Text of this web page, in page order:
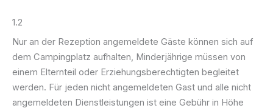
1.2
Nur an der Rezeption angemeldete Gäste können sich auf
dem Campingplatz aufhalten, Minderjährige müssen von
einem Elternteil oder Erziehungsberechtigten begleitet
werden. Für jeden nicht angemeldeten Gast und alle nicht
angemeldeten Dienstleistungen ist eine Gebühr in Höhe